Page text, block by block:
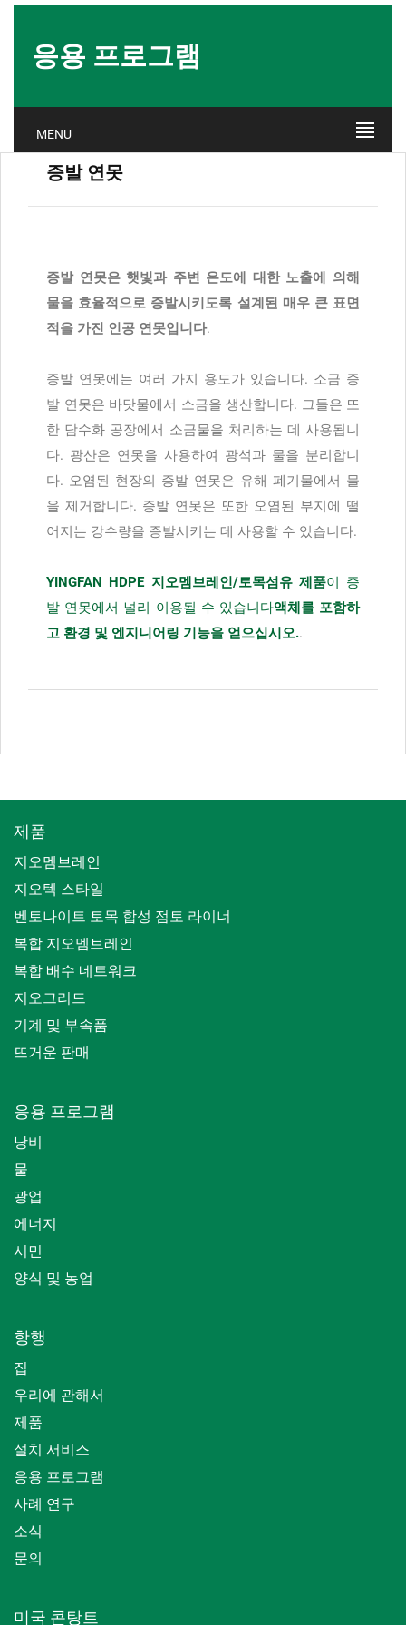
응용 프로그램
MENU
증발 연못
증발 연못은 햇빛과 주변 온도에 대한 노출에 의해
물을 효율적으로 증발시키도록 설계된 매우 큰 표면
적을 가진 인공 연못입니다.
증발 연못에는 여러 가지 용도가 있습니다. 소금 증
발 연못은 바닷물에서 소금을 생산합니다. 그들은 또
한 담수화 공장에서 소금물을 처리하는 데 사용됩니
다. 광산은 연못을 사용하여 광석과 물을 분리합니
다. 오염된 현장의 증발 연못은 유해 폐기물에서 물
을 제거합니다. 증발 연못은 또한 오염된 부지에 떨
어지는 강수량을 증발시키는 데 사용할 수 있습니다.
YINGFAN HDPE 지오멤브레인/토목섬유 제품이 증
발 연못에서 널리 이용될 수 있습니다액체를 포함하
고 환경 및 엔지니어링 기능을 얻으십시오..
제품
지오멤브레인
지오텍 스타일
벤토나이트 토목 합성 점토 라이너
복합 지오멤브레인
복합 배수 네트워크
지오그리드
기계 및 부속품
뜨거운 판매
응용 프로그램
낭비
물
광업
에너지
시민
양식 및 농업
항행
집
우리에 관해서
제품
설치 서비스
응용 프로그램
사례 연구
소식
문의
미국 콘탕트